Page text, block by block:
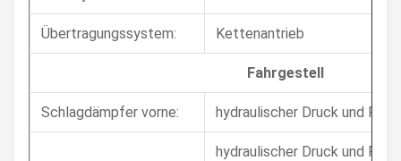
Übertragungssystem: Kettenantrieb
Fahrgestell
Schlagdämpfer vorne: hydraulischer Druck und
hydraulischer Druck und